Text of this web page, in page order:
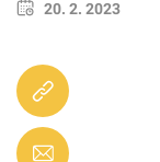
20. 2. 2023
Kontakt